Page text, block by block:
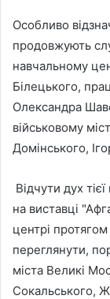
Особливо
продовжують
навчальному
Білецького,
Олександра
військовому
Домінського,
Відчути дух
на виставці
центрі
переглянути,
міста Великі
Сокальського,